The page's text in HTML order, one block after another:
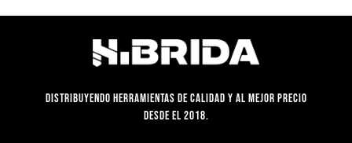
Distribuyendo herramientas de calidad y al mejor precio
desde el 2018.